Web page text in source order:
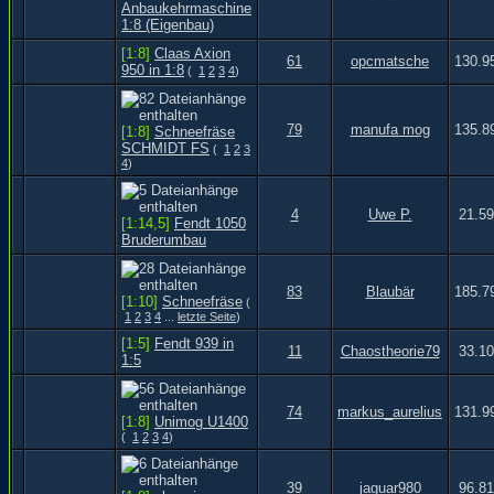
Anbaukehrmaschine
1:8 (Eigenbau)
[1:8] Claas Axion
950 in 1:8 ( 1 2 3 4)
61 opcmatsche
[1:8] Schneefräse
SCHMIDT FS ( 1 2 3
4)
79 manufa mog
[1:14,5] Fendt 1050
Bruderumbau
4 Uwe P.
[1:10] Schneefräse (
1 2 3 4 letzte Seite)
83 Blaubär
[1:5] Fendt 939 in
1:5
11 Chaostheorie79
[1:8] Unimog U1400
( 1 2 3 4)
74 markus_aurelius
39 jaguar980